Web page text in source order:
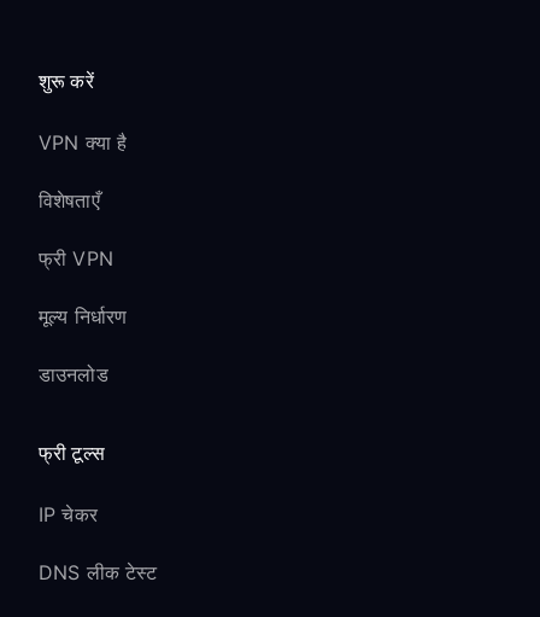
शुरू करें
VPN क्या है
विशेषताएँ
फ्री VPN
मूल्य निर्धारण
डाउनलोड
फ्री टूल्स
IP चेकर
DNS लीक टेस्ट